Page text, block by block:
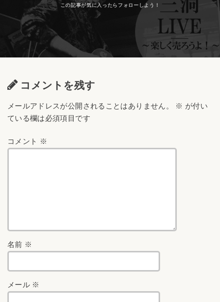
コメントを残す
メールアドレスが公開されることはありません。 ※ が付い
ている欄は必須項目です
コメント ※
名前 ※
メール ※